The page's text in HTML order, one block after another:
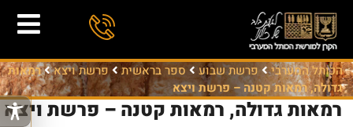
הכותל המערבי פרשת שבוע ספר בראשית פרשת ויצא
רמאות
גדולה, רמאות קטנה – פרשת ויצא
רמאות גדולה, רמאות קטנה – פרשת ויצא